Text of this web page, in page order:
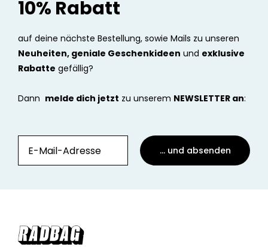
10% Rabatt
auf deine nächste Bestellung, sowie Mails zu unseren
Neuheiten, geniale Geschenkideen und exklusive
Rabatte gefällig?
Dann melde dich jetzt zu unserem NEWSLETTER an:
... und absenden